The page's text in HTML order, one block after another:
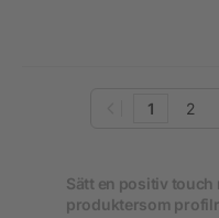
1 2
Sätt en positiv touch
produktersom